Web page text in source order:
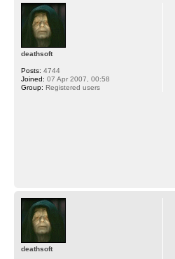
deathsoft
Posts: 4744
Joined: 07 Apr 2007, 00:58
Group: Registered users
deathsoft